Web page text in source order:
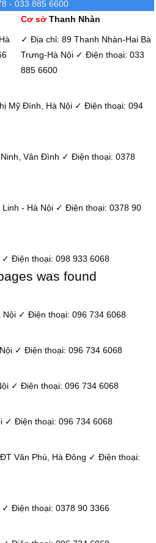
- 033 885 6600
Cơ sởThanh Nhàn
✓ Địa chỉ: 89 Thanh Nhàn-Hai Bà
Trưng-Hà Nội ✓ Điện thoại: 033
885 6600
Mỹ Đình, Hà Nội ✓ Điện thoại: 094
Vân Đình ✓ Điện thoại: 0378
- Hà Nội ✓ Điện thoại: 0378 90
✓ Điện thoại: 098 933 6068
was found
Nội ✓ Điện thoại: 096 734 6068
✓ Điện thoại: 096 734 6068
✓ Điện thoại: 096 734 6068
✓ Điện thoại: 096 734 6068
Văn Phú, Hà Đông ✓ Điện thoại:
✓ Điện thoại: 0378 90 3366